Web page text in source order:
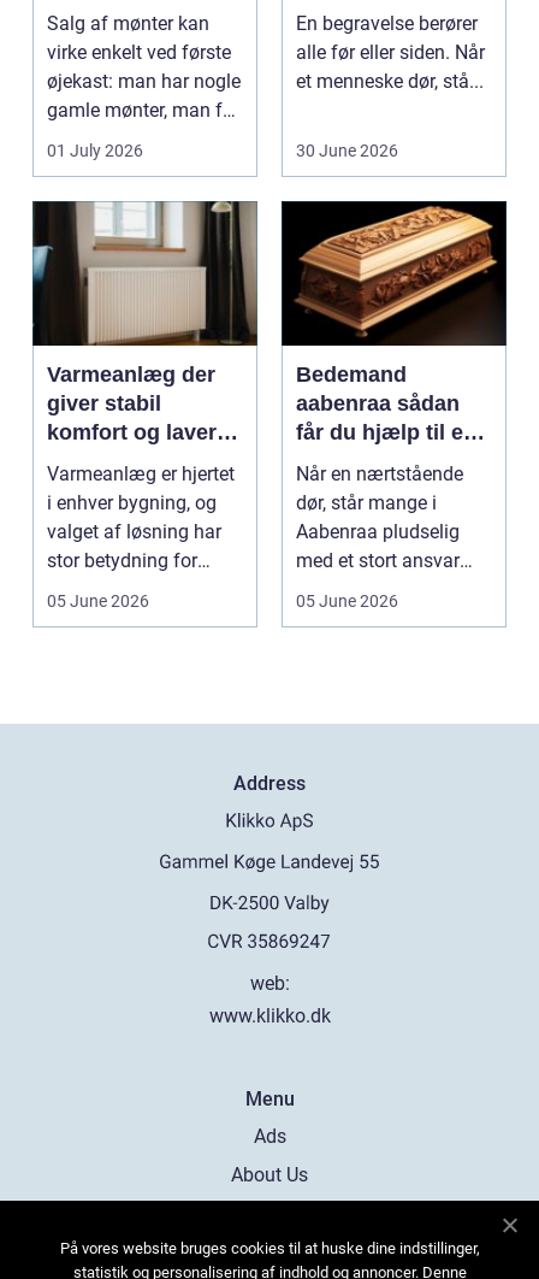
Salg af mønter kan
virke enkelt ved første
øjekast: man har nogle
gamle mønter, man får
dem vurderet...
01 July 2026
respektfuld afsked
En begravelse berører
alle før eller siden. Når
et menneske dør, stå...
30 June 2026
Varmeanlæg der
giver stabil
komfort og lavere
energiregning
Varmeanlæg er hjertet
i enhver bygning, og
valget af løsning har
stor betydning for
05 June 2026
Bedemand
aabenraa sådan
får du hjælp til en
værdig afsked
Når en nærtstående
dør, står mange i
Aabenraa pludselig
med et stort ansvar
05 June 2026
Address
web:
www.klikko.dk
Menu
Ads
About Us
Contact
På vores website bruges cookies til at huske dine indstillinger,
statistik og personalisering af indhold og annoncer. Denne